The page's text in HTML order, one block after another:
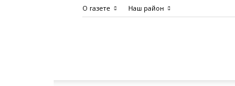
О газете Наш район